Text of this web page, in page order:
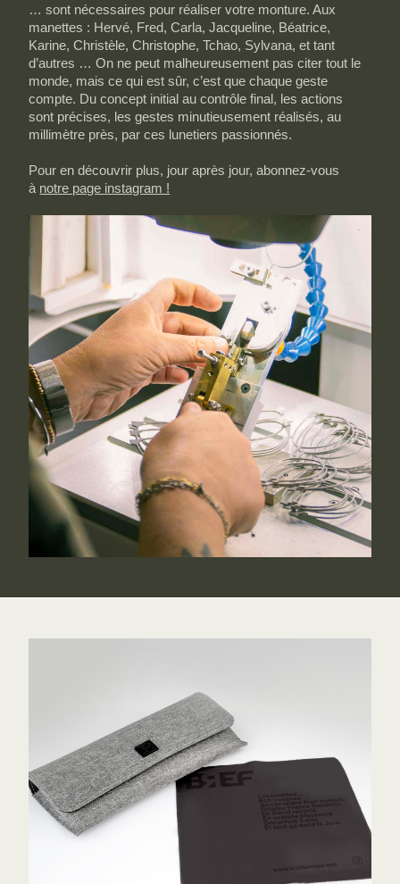
… sont nécessaires pour réaliser votre monture. Aux
manettes : Hervé, Fred, Carla, Jacqueline, Béatrice,
Karine, Christèle, Christophe, Tchao, Sylvana, et tant
d’autres … On ne peut malheureusement pas citer tout le
monde, mais ce qui est sûr, c’est que chaque geste
compte. Du concept initial au contrôle final, les actions
sont précises, les gestes minutieusement réalisés, au
millimètre près, par ces lunetiers passionnés.
Pour en découvrir plus, jour après jour, abonnez-vous
à notre page instagram !